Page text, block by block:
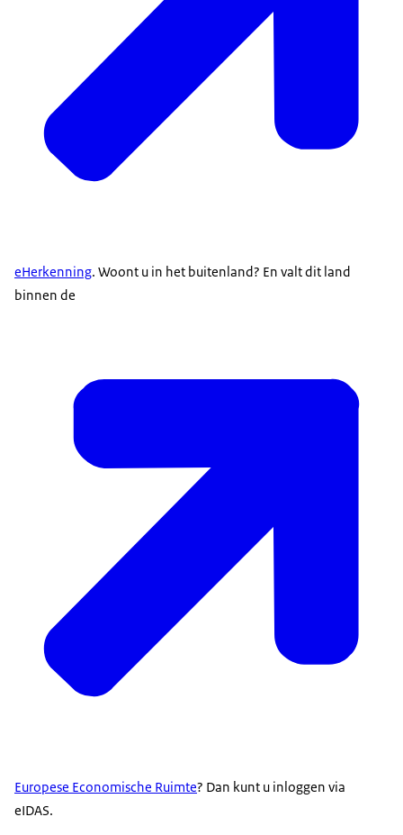
eHerkenning. Woont u in het buitenland? En valt dit land
binnen de
Europese Economische Ruimte? Dan kunt u inloggen via
eIDAS.